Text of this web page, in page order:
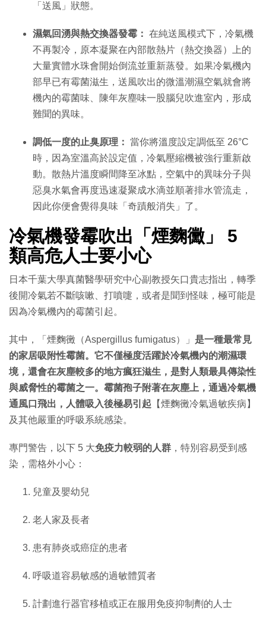
「送風」狀態。
濕氣回湧與熱交換器發霉： 在純送風模式下，冷氣機
不再製冷，原本凝聚在內部散熱片（熱交換器）上的
大量實體水珠會開始倒流並重新蒸發。如果冷氣機內
部早已有霉菌滋生，送風吹出的微溫潮濕空氣就會將
機內的霉菌味、陳年灰塵味一股腦兒吹進室內，形成
難聞的異味。
調低一度的止臭原理： 當你將溫度設定調低至 26°C
時，因為室溫高於設定值，冷氣壓縮機被強行重新啟
動。散熱片溫度瞬間降至冰點，空氣中的異味分子與
惡臭水氣會再度迅速凝聚成水滴並順著排水管流走，
因此你便會覺得臭味「奇蹟般消失」了。
冷氣機發霉吹出「煙麴黴」 5
類高危人士要小心
日本千葉大學真菌醫學研究中心副教授矢口貴志指出，轉季
後開冷氣若不斷咳嗽、打噴嚏，或者是聞到怪味，極可能是
因為冷氣機內的霉菌引起。
其中，「煙麴黴（Aspergillus fumigatus）」 是一種最常見
的家居吸附性霉菌。它不僅極度活躍於冷氣機內的潮濕環
境，還會在灰塵較多的地方瘋狂滋生，是對人類最具傳染性
與威脅性的霉菌之一。霉菌孢子附著在灰塵上，通過冷氣機
通風口飛出，人體吸入後極易引起 【煙麴黴冷氣過敏疾病】
及其他嚴重的呼吸系統感染。
專門警告，以下 5 大免疫力較弱的人群 ，特別容易受到感
染，需格外小心：
兒童及嬰幼兒
老人家及長者
患有肺炎或癌症的患者
呼吸道容易敏感的過敏體質者
計劃進行器官移植或正在服用免疫抑制劑的人士